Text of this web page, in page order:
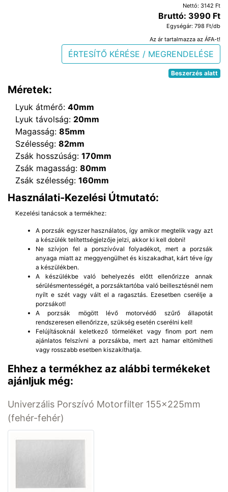
Nettó: 3142 Ft
Bruttó: 3990 Ft
Egységár: 798 Ft/db
Az ár tartalmazza az ÁFA-t!
ÉRTESÍTŐ KÉRÉSE / MEGRENDELÉSE
Beszerzés alatt
Méretek:
Lyuk átmérő: 40mm
Lyuk távolság: 20mm
Magasság: 85mm
Szélesség: 82mm
Zsák hosszúság: 170mm
Zsák magasság: 80mm
Zsák szélesség: 160mm
Használati-Kezelési Útmutató:
Kezelési tanácsok a termékhez:
A porzsák egyszer használatos, így amikor megtelik vagy azt
a készülék telítettségjelzője jelzi, akkor ki kell dobni!
Ne szívjon fel a porszívóval folyadékot, mert a porzsák
anyaga miatt az meggyengülhet és kiszakadhat, kárt téve így
a készülékben.
A készülékbe való behelyezés előtt ellenőrizze annak
sérülésmentességét, a porzsáktartóba való beillesztésnél nem
nyílt e szét vagy vált el a ragasztás. Ezesetben cserélje a
porzsákot!
A porzsák mögött lévő motorvédő szűrő állapotát
rendszeresen ellenőrizze, szükség esetén cserélni kell!
Felújításoknál keletkező törmeléket vagy finom port nem
ajánlatos felszívni a porzsákba, mert azt hamar eltömítheti
vagy rosszabb esetben kiszakíthatja.
Ehhez a termékhez az alábbi termékeket
ajánljuk még:
Univerzális Porszívó Motorfilter 155x225mm
(fehér-fehér)